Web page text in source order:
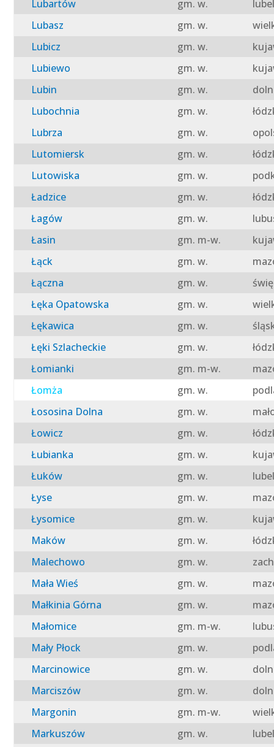
Lubartów gm. w.
Lubasz
gm. w.
Lubicz
gm. w.
Lubiewo
gm. w.
Lubin
gm. w.
Lubochnia
gm. w.
Lubrza
gm. w.
Lutomiersk
gm. w.
Lutowiska
gm. w.
Ładzice
gm. w.
Łagów
gm. w.
Łasin
gm. m-w.
Łąck
gm. w.
Łączna
gm. w.
Łęka Opatowska
gm. w.
Łękawica
gm. w.
Łęki Szlacheckie
gm. w.
Łomianki
gm. m-w.
Łomża
gm. w.
Łososina Dolna
gm. w.
Łowicz
gm. w.
Łubianka
gm. w.
Łuków
gm. w.
Łyse
gm. w.
Łysomice
gm. w.
Maków
gm. w.
Malechowo
gm. w.
Mała Wieś
gm. w.
Małkinia Górna
gm. w.
Małomice
gm. m-w.
Mały Płock
gm. w.
Marcinowice
gm. w.
Marciszów
gm. w.
Margonin
gm. m-w.
Markuszów
gm. w.